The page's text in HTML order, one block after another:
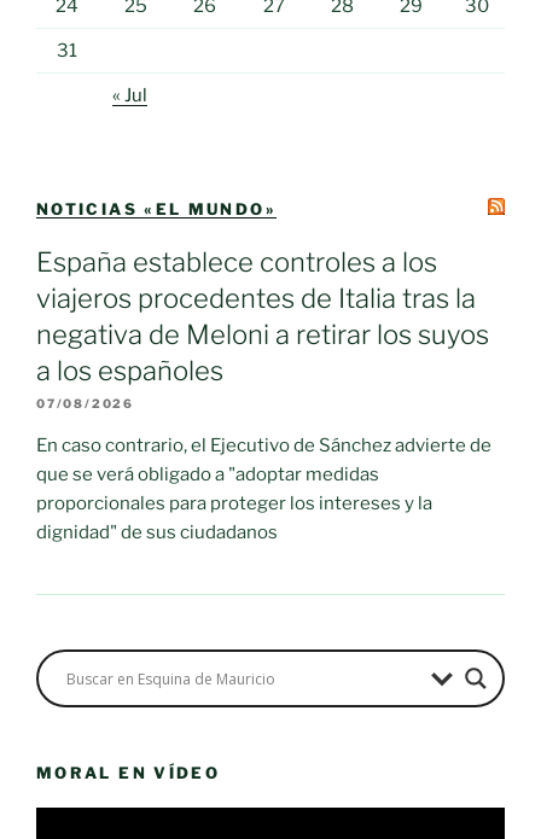
24 25 26 27 28 29 30
31
« Jul
NOTICIAS «EL MUNDO»
España establece controles a los
viajeros procedentes de Italia tras la
negativa de Meloni a retirar los suyos
a los españoles
07/08/2026
En caso contrario, el Ejecutivo de Sánchez advierte de
que se verá obligado a "adoptar medidas
proporcionales para proteger los intereses y la
dignidad" de sus ciudadanos
MORAL EN VÍDEO